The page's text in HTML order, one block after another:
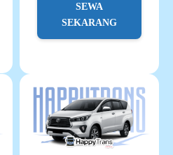
SEWA
SEKARANG